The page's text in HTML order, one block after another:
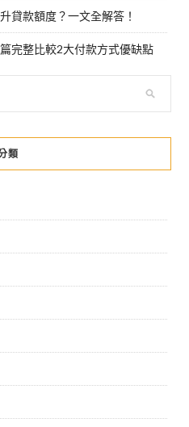
貸款額度？一文全解答！
完整比較2大付款方式優缺點
類